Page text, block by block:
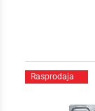
Rasprodaja